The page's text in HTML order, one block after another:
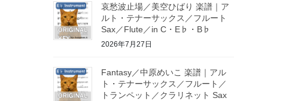
哀愁波止場／美空ひばり 楽譜｜ア
ルト・テナーサックス／フルート
Sax／Flute／in C・E♭・B♭
2026年7月27日
Fantasy／中原めいこ 楽譜｜アル
ト・テナーサックス／フルート／
トランペット／クラリネット Sax